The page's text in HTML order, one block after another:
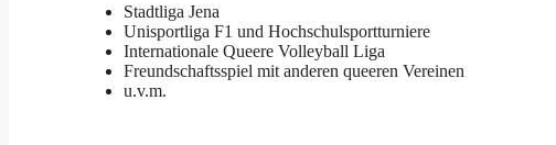
Stadtliga Jena
Unisportliga F1 und Hochschulsportturniere
Internationale Queere Volleyball Liga
Freundschaftsspiel mit anderen queeren Vereinen
u.v.m.